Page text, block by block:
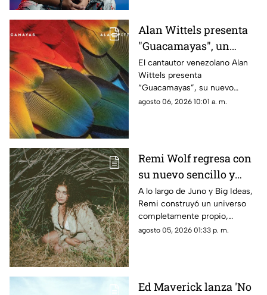
importar lo que digan los
demás
Alan Wittels presenta
"Guacamayas", un
homenaje musical a la
identidad, las nostalgia
y el sentido de
pertenencia
El cantautor venezolano Alan
Wittels presenta
“Guacamayas”, su nuevo
sencillo disponible a partir del
vínculos emocionales que nos
conectan con el lugar al que
llamamos hogar.
agosto 06, 2026 10:01 a. m.
Remi Wolf regresa con
su nuevo sencillo y
video 'Twiggy'
A lo largo de Juno y Big Ideas,
Remi construyó un universo
completamente propio,
convirtiéndose en el proceso
agosto 05, 2026 01:33 p. m.
Ed Maverick lanza 'No